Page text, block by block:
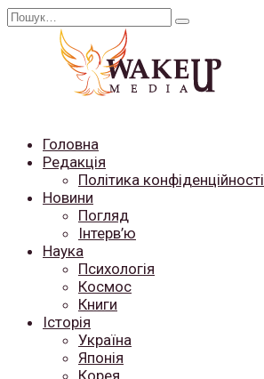
Перейти
Search
Головна
Редакція
Політика конфіденційності
Новини
Погляд
Інтерв’ю
Наука
Психологія
Космос
Книги
Історія
Україна
Японія
Корея